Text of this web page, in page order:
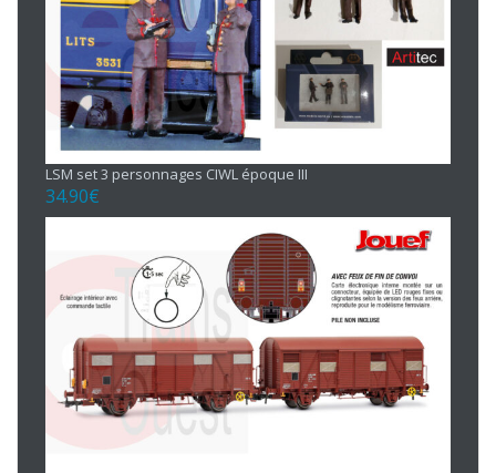
LSM set 3 personnages CIWL époque III
34.90€